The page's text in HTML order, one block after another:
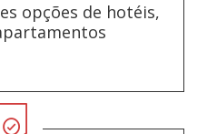
opções de hotéis,